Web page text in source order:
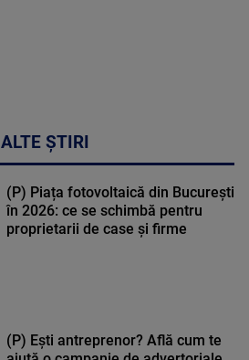
ALTE ȘTIRI
(P) Piața fotovoltaică din București
în 2026: ce se schimbă pentru
proprietarii de case și firme
(P) Ești antreprenor? Află cum te